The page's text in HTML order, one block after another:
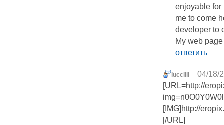
enjoyable for
me to come
developer to
My web
ответить
lucciiii
04/18/
[URL=http://
[IMG]http://
[/URL]